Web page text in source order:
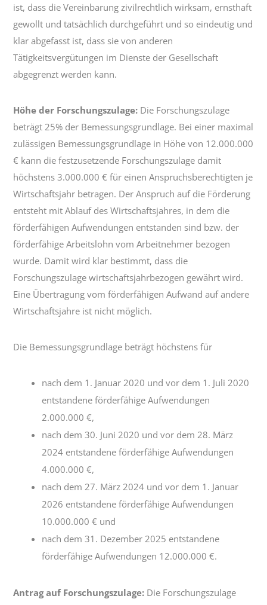
ist, dass die Vereinbarung zivilrechtlich wirksam, ernsthaft
gewollt und tatsächlich durchgeführt und so eindeutig und
klar abgefasst ist, dass sie von anderen
Tätigkeitsvergütungen im Dienste der Gesellschaft
abgegrenzt werden kann.
Höhe der Forschungszulage: Die Forschungszulage
beträgt 25% der Bemessungsgrundlage. Bei einer maximal
zulässigen Bemessungsgrundlage in Höhe von 12.000.000
€ kann die festzusetzende Forschungszulage damit
höchstens 3.000.000 € für einen Anspruchsberechtigten je
Wirtschaftsjahr betragen. Der Anspruch auf die Förderung
entsteht mit Ablauf des Wirtschaftsjahres, in dem die
förderfähigen Aufwendungen entstanden sind bzw. der
förderfähige Arbeitslohn vom Arbeitnehmer bezogen
wurde. Damit wird klar bestimmt, dass die
Forschungszulage wirtschaftsjahrbezogen gewährt wird.
Eine Übertragung vom förderfähigen Aufwand auf andere
Wirtschaftsjahre ist nicht möglich.
Die Bemessungsgrundlage beträgt höchstens für
nach dem 1. Januar 2020 und vor dem 1. Juli 2020
entstandene förderfähige Aufwendungen
2.000.000 €,
nach dem 30. Juni 2020 und vor dem 28. März
2024 entstandene förderfähige Aufwendungen
4.000.000 €,
nach dem 27. März 2024 und vor dem 1. Januar
2026 entstandene förderfähige Aufwendungen
10.000.000 € und
nach dem 31. Dezember 2025 entstandene
förderfähige Aufwendungen 12.000.000 €.
Antrag auf Forschungszulage: Die Forschungszulage